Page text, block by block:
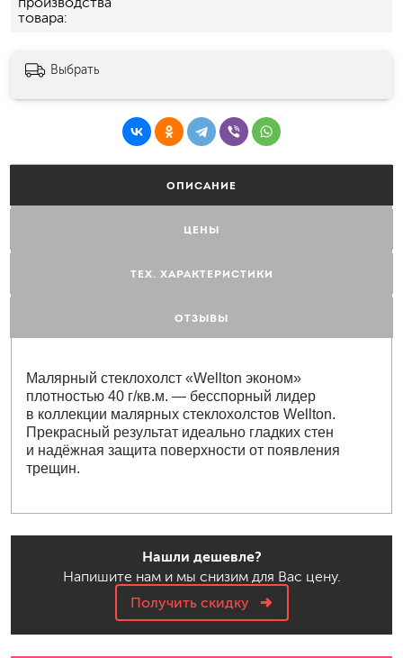
товара
Выбрать
ОПИСАНИЕ
ЦЕНЫ
ТЕХ. ХАРАКТЕРИСТИКИ
ОТЗЫВЫ
Малярный стеклохолст «Wellton эконом»
плотностью 40 г/кв.м. — бесспорный лидер
в коллекции малярных стеклохолстов Wellton.
Прекрасный результат идеально гладких стен
и надёжная защита поверхности от появления
трещин.
Нашли дешевле?
Напишите нам и мы снизим для Вас цену.
Получить скидку